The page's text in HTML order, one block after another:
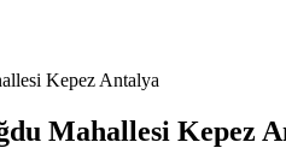
Kepez Antalya
Mahallesi Kepez